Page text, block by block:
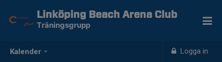
Kalender Logga in
Linköping Beach Arena Club
Träningsgrupp